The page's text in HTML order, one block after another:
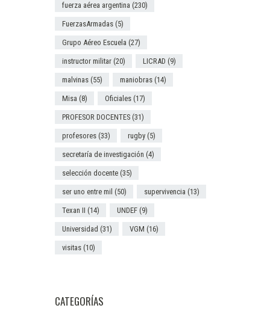
fuerza aérea argentina (230)
FuerzasArmadas(5)
Grupo Aéreo Escuela (27)
instructor militar(20) LICRAD (9)
malvinas(55) maniobras(14)
Misa (8) Oficiales(17)
PROFESOR DOCENTES(31)
profesores(33) rugby(5)
secretaría de investigación (4)
selección docente(35)
ser uno entre mil (50) supervivencia (13)
Texan II (14) UNDEF(9)
Universidad (31) VGM (16)
visitas(10)
CATEGORÍAS